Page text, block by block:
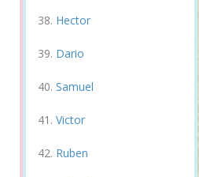
Hector
Dario
Samuel
Victor
Ruben